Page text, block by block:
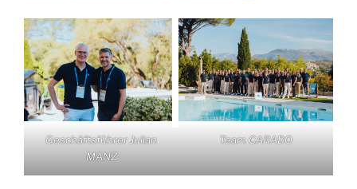
Geschäftsführer Julian
MANZ
Team CARADO